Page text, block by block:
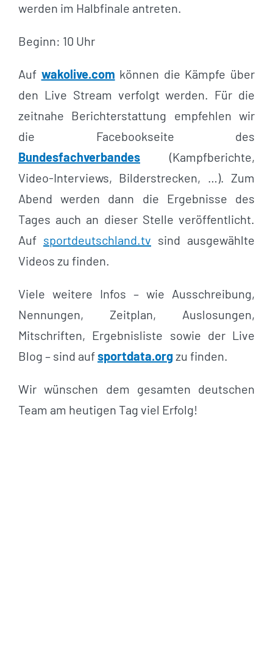
werden im Halbfinale antreten.
Beginn: 10 Uhr
Auf wakolive.com können die Kämpfe über
den Live Stream verfolgt werden. Für die
zeitnahe Berichterstattung empfehlen wir
die Facebookseite des
Bundesfachverbandes(Kampfberichte,
Video-Interviews, Bilderstrecken, …). Zum
Abend werden dann die Ergebnisse des
Tages auch an dieser Stelle veröffentlicht.
Auf sportdeutschland.tv sind ausgewählte
Videos zu finden.
Viele weitere Infos – wie Ausschreibung,
Nennungen, Zeitplan, Auslosungen,
Mitschriften, Ergebnisliste sowie der Live
Blog – sind aufsportdata.orgzu finden.
Wir wünschen dem gesamten deutschen
Team am heutigen Tag viel Erfolg!